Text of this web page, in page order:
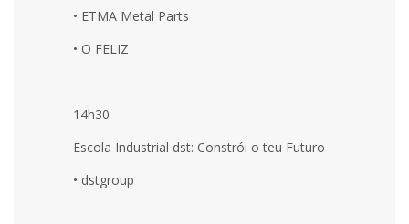
• ETMA Metal Parts
• O FELIZ
14h30
Escola Industrial dst: Constrói o teu Futuro
• dstgroup